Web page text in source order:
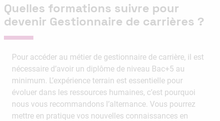
Quelles formations suivre pour
devenir Gestionnaire de carrières ?
Pour accéder au métier de gestionnaire de carrière, il est
nécessaire d’avoir un diplôme de niveau Bac+5 au
minimum. L’expérience terrain est essentielle pour
évoluer dans les ressources humaines, c’est pourquoi
nous vous recommandons l’alternance. Vous pourrez
mettre en pratique vos nouvelles connaissances en